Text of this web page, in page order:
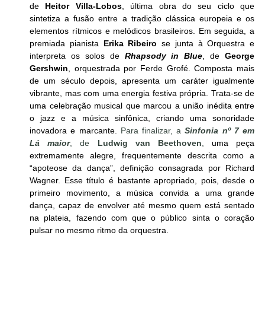
de Heitor Villa-Lobos, última obra do seu ciclo que
sintetiza a fusão entre a tradição clássica europeia e os
elementos rítmicos e melódicos brasileiros. Em seguida, a
premiada pianista Erika Ribeiro se junta à Orquestra e
interpreta os solos de Rhapsody in Blue , de George
Gershwin , orquestrada por Ferde Grofé. Composta mais
de um século depois, apresenta um caráter igualmente
vibrante, mas com uma energia festiva própria. Trata-se de
uma celebração musical que marcou a união inédita entre
o jazz e a música sinfônica, criando uma sonoridade
inovadora e marcante. Para finalizar, a Sinfonia nº 7 em
Lá maior, de Ludwig van Beethoven
uma peça
extremamente alegre, frequentemente descrita como a
“apoteose da dança”, definição consagrada por Richard
Wagner. Esse título é bastante apropriado, pois, desde o
primeiro movimento, a música convida a uma grande
dança, capaz de envolver até mesmo quem está sentado
na plateia, fazendo com que o público sinta o coração
pulsar no mesmo ritmo da orquestra.